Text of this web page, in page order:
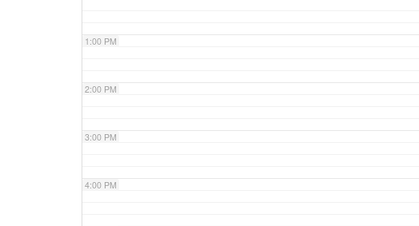
1:00 PM
2:00 PM
3:00 PM
4:00 PM